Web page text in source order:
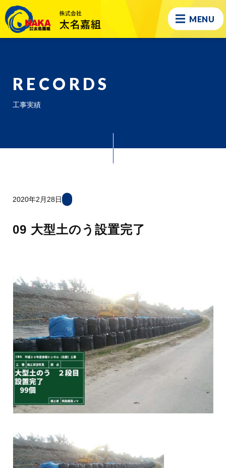
MENU
RECORDS
工事実績
2020年2月28日
09 大型土のう設置完了